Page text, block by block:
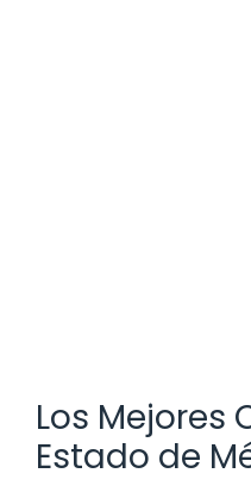
Los Mejores
Estado de